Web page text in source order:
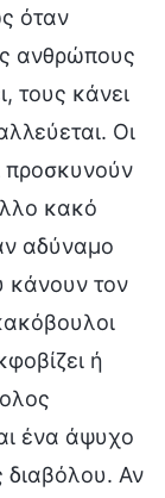
όταν
ανθρώπους
τους κάνει
Οι
προσκυνούν
κακό
αδύναμο
κάνουν τον
ή
ένα άψυχο
διαβόλου. Αν